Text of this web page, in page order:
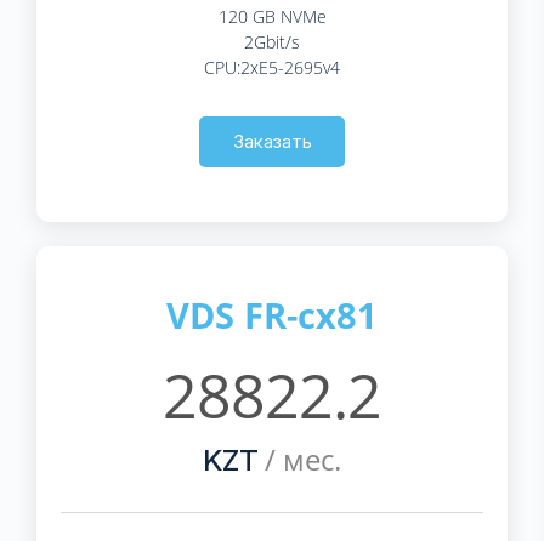
120 GB NVMe
2Gbit/s
CPU:2xE5-2695v4
Заказать
VDS FR-cx81
28822.2
KZT / мес.